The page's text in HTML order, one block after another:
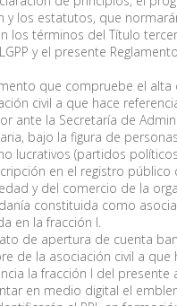
y los estatutos, que
los términos del Título
y el presente
que compruebe el alta
civil a que hace
ante la Secretaría de
bajo la figura de
lucrativos (partidos
en el registro público
y del comercio de la
constituida como
en la fracción I.
de apertura de cuenta
de la asociación civil a que
la fracción I del presente
en medio digital el